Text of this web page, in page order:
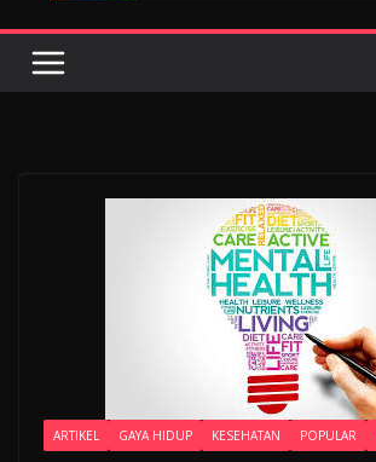
ARTIKEL GAYA HIDUP KESEHATAN POPULAR